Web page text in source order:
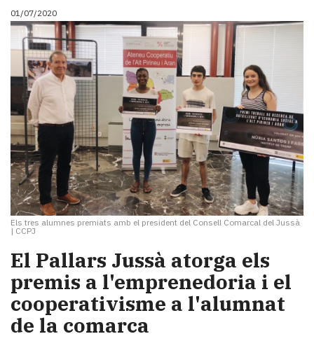
01/07/2020
Els tres alumnes premiats amb el president del Consell Comarcal del Jussà
| CCPJ
El Pallars Jussà atorga els
premis a l'emprenedoria i el
cooperativisme a l'alumnat
de la comarca